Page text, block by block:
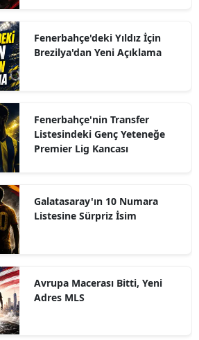
Fenerbahçe'deki Yıldız İçin
Brezilya'dan Yeni Açıklama
Fenerbahçe'nin Transfer
Listesindeki Genç Yeteneğe
Premier Lig Kancası
Galatasaray'ın 10 Numara
Listesine Sürpriz İsim
Avrupa Macerası Bitti, Yeni
Adres MLS